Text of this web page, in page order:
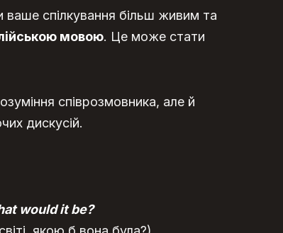
ваше спілкування більш живим та
мовою. Це може стати
співрозмовника, але й
дискусій.
would it be?